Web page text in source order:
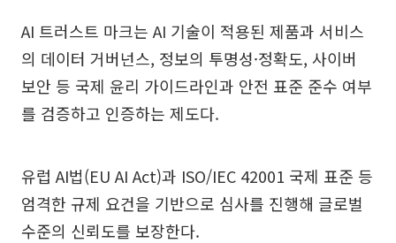
AI 트러스트 마크는 AI 기술이 적용된 제품과 서비스
의 데이터 거버넌스, 정보의 투명성·정확도, 사이버
보안 등 국제 윤리 가이드라인과 안전 표준 준수 여부
를 검증하고 인증하는 제도다.
유럽 AI법(EU AI Act)과 ISO/IEC 42001 국제 표준 등
엄격한 규제 요건을 기반으로 심사를 진행해 글로벌
수준의 신뢰도를 보장한다.